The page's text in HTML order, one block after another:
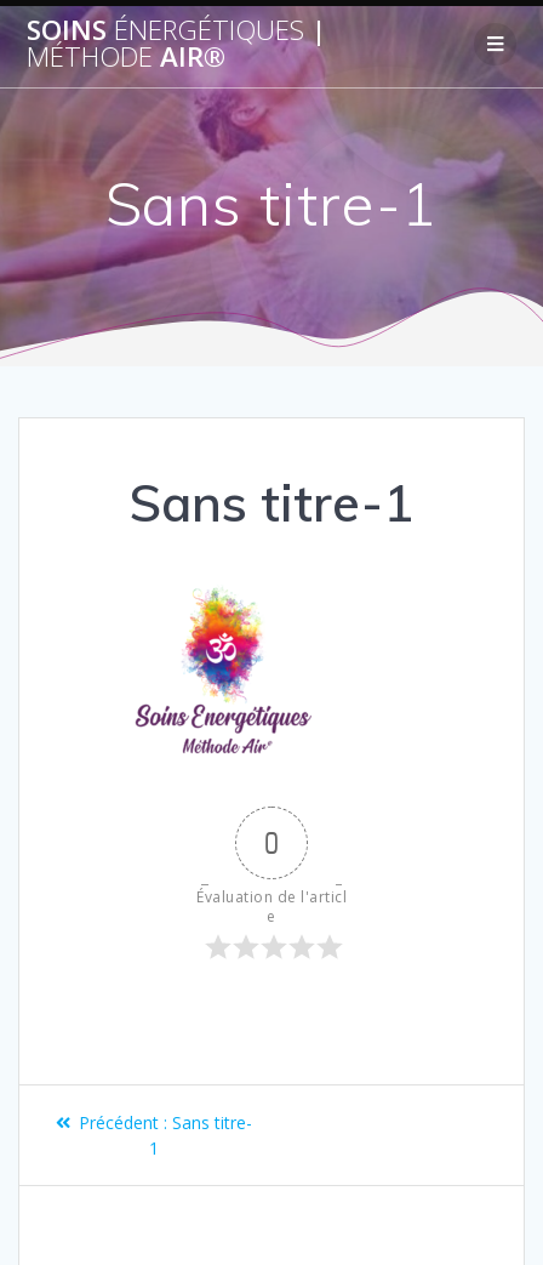
SOINSÉNERGÉTIQUES|
MÉTHODEAIR®
Sans titre-1
Sans titre-1
0
Évaluation de l'articl
e
Précédent : Sans titre-
1